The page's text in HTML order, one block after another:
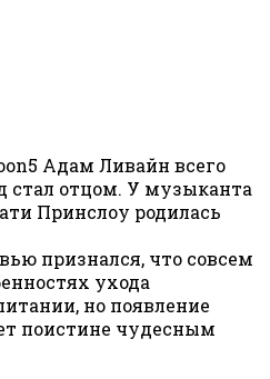
Адам Ливайн всего
стал отцом. У музыканта
Принслоу родилась
признался, что совсем
ухода
но появление
поистине чудесным